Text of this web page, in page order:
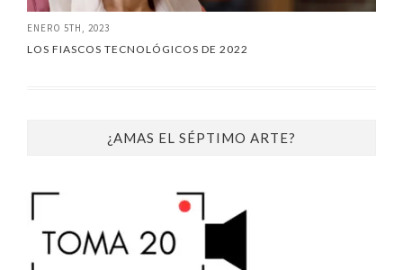
ENERO 5TH, 2023
LOS FIASCOS TECNOLÓGICOS DE 2022
¿AMAS EL SÉPTIMO ARTE?